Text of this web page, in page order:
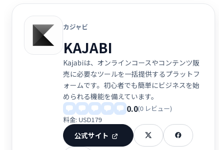
カジャビ
KAJABI
Kajabiは、オンラインコースやコンテンツ販
売に必要なツールを一括提供するプラットフ
ォームです。初心者でも簡単にビジネスを始
められる機能を備えています。
0.0(0 レビュー)
料金: USD179
公式サイト